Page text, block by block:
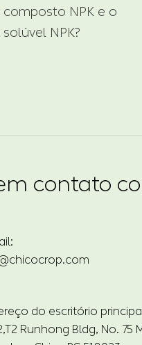
NPK e o
NPK?
contato
do escritório
Runhong Bldg, No. 75